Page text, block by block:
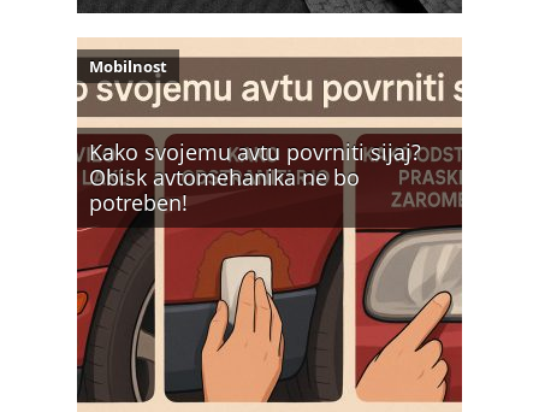
Kako svojemu avtu povrniti sijaj?
Obisk avtomehanika ne bo
potreben!
Mobilnost